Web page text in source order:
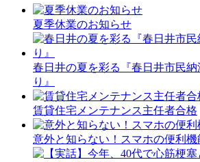
夏季休業のお知らせ
春日井の夏を彩る『春日井市民納
り』
賃貸住宅メンテナンス主任者合格
意外と知らない！スマホの便利機